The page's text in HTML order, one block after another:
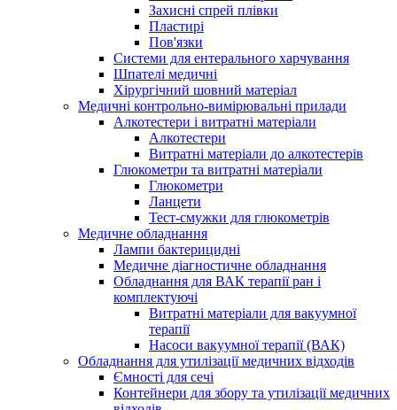
Захисні спрей плівки
Пластирі
Пов'язки
Системи для ентерального харчування
Шпателі медичні
Хірургічний шовний матеріал
Медичні контрольно-вимірювальні прилади
Алкотестери і витратні матеріали
Алкотестери
Витратні матеріали до алкотестерів
Глюкометри та витратні матеріали
Глюкометри
Ланцети
Тест-смужки для глюкометрів
Медичне обладнання
Лампи бактерицидні
Медичне діагностичне обладнання
Обладнання для ВАК терапії ран і
комплектуючі
Витратні матеріали для вакуумної
терапії
Насоси вакуумної терапії (ВАК)
Обладнання для утилізації медичних відходів
Ємності для сечі
Контейнери для збору та утилізації медичних